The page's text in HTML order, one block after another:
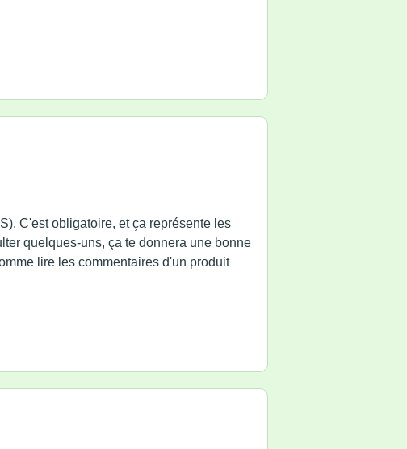
C'est obligatoire, et ça représente les
quelques-uns, ça te donnera une bonne
lire les commentaires d'un produit